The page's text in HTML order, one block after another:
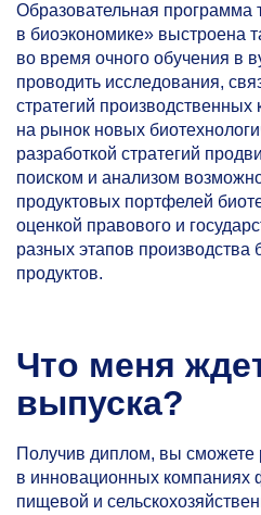
Образовательная программа
в биоэкономике» выстроена
во время очного обучения в
проводить исследования,
стратегий
на рынок новых
разработкой стратегий
поиском и анализом
продуктовых портфелей
оценкой правового и
разных этапов производства
продуктов.
Что меня
выпуска?
Получив диплом, вы сможете
в инновационных компаниях
пищевой и